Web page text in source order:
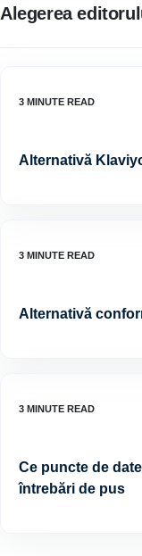
Alegerea
Alternativă
Alternativă
Ce puncte de
întrebări de pus